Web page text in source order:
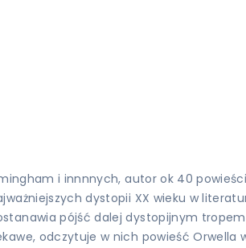
i innnnych, autor ok 40
dystopii XX wieku w
pójść dalej dystopijnym
odczytuje w nich powieść